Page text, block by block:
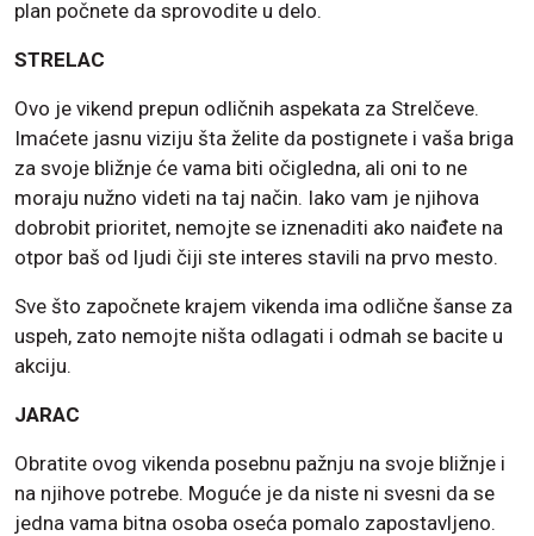
plan počnete da sprovodite u delo.
STRELAC
Ovo je vikend prepun odličnih aspekata za Strelčeve.
Imaćete jasnu viziju šta želite da postignete i vaša briga
za svoje bližnje će vama biti očigledna, ali oni to ne
moraju nužno videti na taj način. Iako vam je njihova
dobrobit prioritet, nemojte se iznenaditi ako naiđete na
otpor baš od ljudi čiji ste interes stavili na prvo mesto.
Sve što započnete krajem vikenda ima odlične šanse za
uspeh, zato nemojte ništa odlagati i odmah se bacite u
akciju.
JARAC
Obratite ovog vikenda posebnu pažnju na svoje bližnje i
na njihove potrebe. Moguće je da niste ni svesni da se
jedna vama bitna osoba oseća pomalo zapostavljeno.